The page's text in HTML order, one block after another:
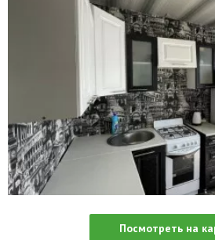
Продажа коммерческой
Аренда коммерческой
Другие
Новости
Агентства
Ремонт квартир
Грузовое такси
Посмотреть на